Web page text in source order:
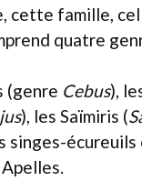
cette famille,
quatre
(genre Cebus),
), les Saïmiris (
singes-écureuils